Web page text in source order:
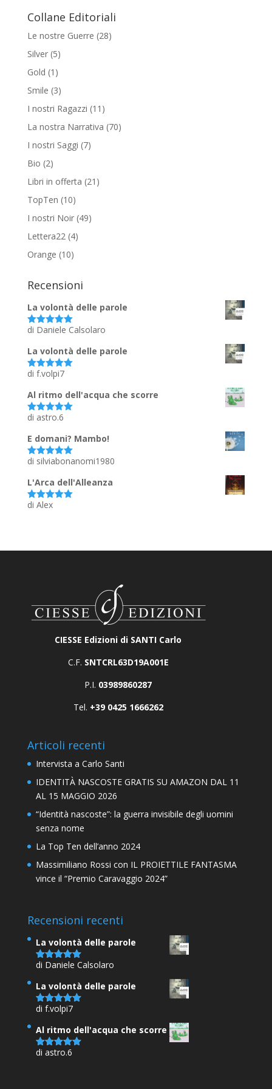
Collane Editoriali
Le nostre Guerre (28)
Silver (5)
Gold (1)
Smile (3)
I nostri Ragazzi (11)
La nostra Narrativa (70)
I nostri Saggi (7)
Bio (2)
Libri in offerta (21)
TopTen (10)
I nostri Noir (49)
Lettera22 (4)
Orange (10)
Recensioni
La volontà delle parole
Valutato5
di Daniele Calsolaro
La volontà delle parole
Valutato 5
di f.volpi7
Al ritmo dell'acqua che scorre
Valutato5
di astro.6
E domani? Mambo!
Valutato5
di silviabonanomi1980
L'Arca dell'Alleanza
Valutato
di Alex
CIESSE Edizioni di SANTI Carlo
C.F. SNTCRL63D19A001E
P.I. 03989860287
Tel. +39 0425 1666262
Articoli recenti
Intervista a Carlo Santi
IDENTITÀ NASCOSTE GRATIS SU AMAZON DAL 11
AL 15 MAGGIO 2026
“Identità nascoste”: la guerra invisibile degli uomini
senza nome
La Top Ten dell’anno 2024
Massimiliano Rossi con IL PROIETTILE FANTASMA
vince il “Premio Caravaggio 2024”
Recensioni recenti
La volontà delle parole
Valutato5
di Daniele Calsolaro
La volontà delle parole
Valutato 5
di f.volpi7
Al ritmo dell'acqua che scorre
Valutato5
di astro.6